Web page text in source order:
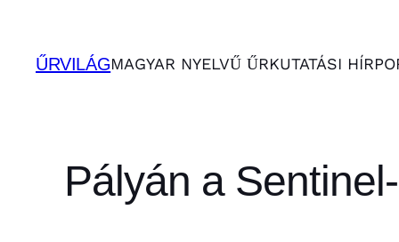
tartalomhoz
ŰRVILÁGMAGYAR NYELVŰ ŰRKUTATÁSI
Pályán a